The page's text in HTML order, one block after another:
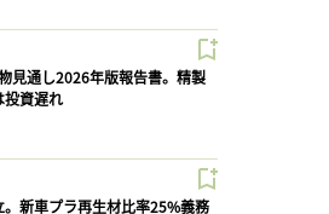
見通し2026年版報告書。精製
投資遅れ
。新車プラ再生材比率25%義務